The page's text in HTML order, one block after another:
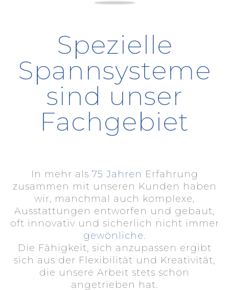
Spezielle
Spannsysteme
sind unser
Fachgebiet
In mehr als 75 Jahren Erfahrung
zusammen mit unseren Kunden haben
wir, manchmal auch komplexe,
Ausstattungen entworfen und gebaut,
oft innovativ und sicherlich nicht immer
gewönliche.
Die Fähigkeit, sich anzupassen ergibt
sich aus der Flexibilität und Kreativität,
die unsere Arbeit stets schon
angetrieben hat.